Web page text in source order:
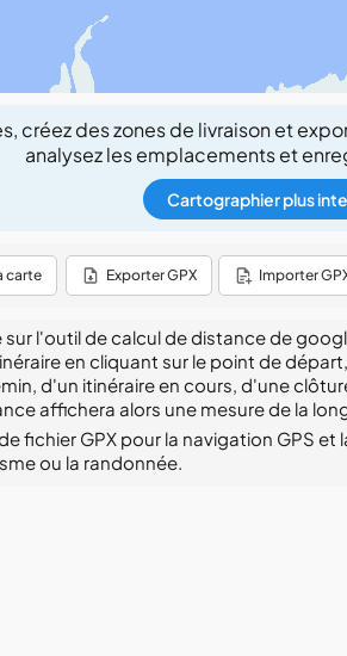
créez des zones de livraison et
analysez les emplacements et
Cartographier plus
carte Exporter GPX Importer
sur l'outil de calcul de distance de
en cliquant sur le point de
d'un itinéraire en cours, d'une
affichera alors une mesure de la
fichier GPX pour la navigation GPS
ou la randonnée.